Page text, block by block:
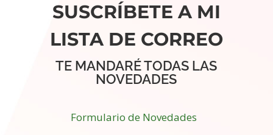
SUSCRÍBETE A MI
LISTA DE CORREO
TE MANDARÉ TODAS LAS
NOVEDADES
Formulario de Novedades